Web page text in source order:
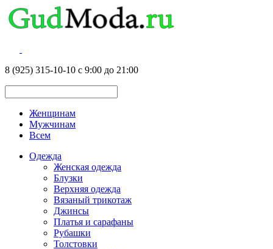
8 (925) 315-10-10 с 9:00 до 21:00
Женщинам
Мужчинам
Всем
Одежда
Женская одежда
Блузки
Верхняя одежда
Вязаный трикотаж
Джинсы
Платья и сарафаны
Рубашки
Толстовки